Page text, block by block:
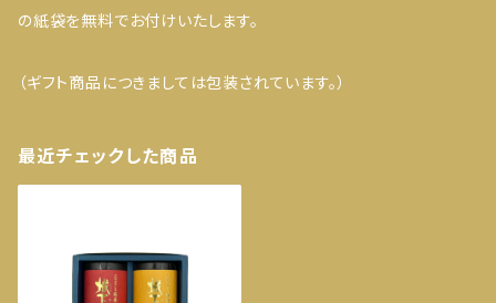
の紙袋を無料でお付けいたします。
（ギフト商品につきましては包装されています。）
最近チェックした商品